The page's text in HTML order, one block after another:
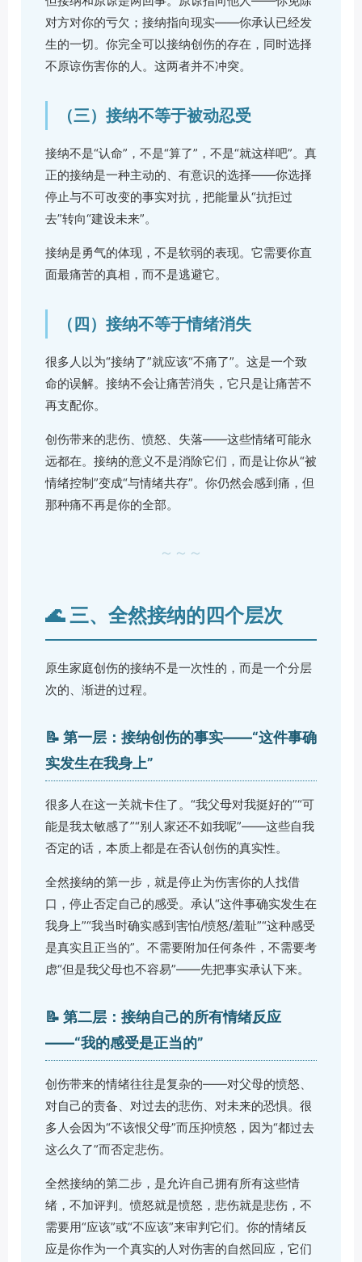
对方对你的亏欠；接纳指向现实——你承认已经发
生的一切。你完全可以接纳创伤的存在，同时选择
不原谅伤害你的人。这两者并不冲突。
（三）接纳不等于被动忍受
接纳不是“认命”，不是“算了”，不是“就这样吧”。真
正的接纳是一种主动的、有意识的选择——你选择
停止与不可改变的事实对抗，把能量从“抗拒过
去”转向“建设未来”。
接纳是勇气的体现，不是软弱的表现。它需要你直
面最痛苦的真相，而不是逃避它。
（四）接纳不等于情绪消失
很多人以为“接纳了”就应该“不痛了”。这是一个致
命的误解。接纳不会让痛苦消失，它只是让痛苦不
再支配你。
创伤带来的悲伤、愤怒、失落——这些情绪可能永
远都在。接纳的意义不是消除它们，而是让你从“被
情绪控制”变成“与情绪共存”。你仍然会感到痛，但
那种痛不再是你的全部。
～～～
🌊 三、全然接纳的四个层次
原生家庭创伤的接纳不是一次性的，而是一个分层
次的、渐进的过程。
📝 第一层：接纳创伤的事实——“这件事确
实发生在我身上”
很多人在这一关就卡住了。“我父母对我挺好的”“可
能是我太敏感了”“别人家还不如我呢”——这些自我
否定的话，本质上都是在否认创伤的真实性。
全然接纳的第一步，就是停止为伤害你的人找借
口，停止否定自己的感受。承认“这件事确实发生在
我身上”“我当时确实感到害怕/愤怒/羞耻”“这种感受
是真实且正当的”。不需要附加任何条件，不需要考
虑“但是我父母也不容易”——先把事实承认下来。
📝 第二层：接纳自己的所有情绪反应
——“我的感受是正当的”
创伤带来的情绪往往是复杂的——对父母的愤怒、
对自己的责备、对过去的悲伤、对未来的恐惧。很
多人会因为“不该恨父母”而压抑愤怒，因为“都过去
这么久了”而否定悲伤。
全然接纳的第二步，是允许自己拥有所有这些情
绪，不加评判。愤怒就是愤怒，悲伤就是悲伤，不
需要用“应该”或“不应该”来审判它们。你的情绪反
应是你作为一个真实的人对伤害的自然回应，它们